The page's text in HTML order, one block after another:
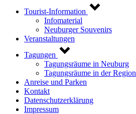
Tourist-Information
Infomaterial
Neuburger Souvenirs
Veranstaltungen
Tagungen
Tagungsräume in Neuburg
Tagungsräume in der Region
Anreise und Parken
Kontakt
Datenschutzerklärung
Impressum